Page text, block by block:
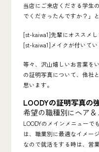
当店にご来店くださる学生
でくださったんですか？」
[st-kaiwa1]先輩にオススメ
[st-kaiwa1]メイクが付いて
等々、沢山嬉しいお言葉を
の証明写真について、他社
思います。
LOODYの証明写真の
希望の職種別にヘア
LOODYのメインメニュー
は、職業別に最適なイメー
なので就活をする時は、営